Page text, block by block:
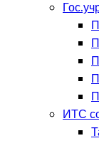
ИТС